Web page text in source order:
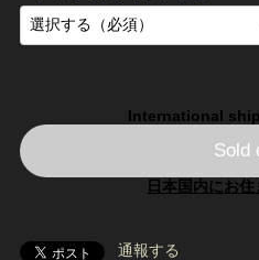
International
Sold
日本国内にお
通報する